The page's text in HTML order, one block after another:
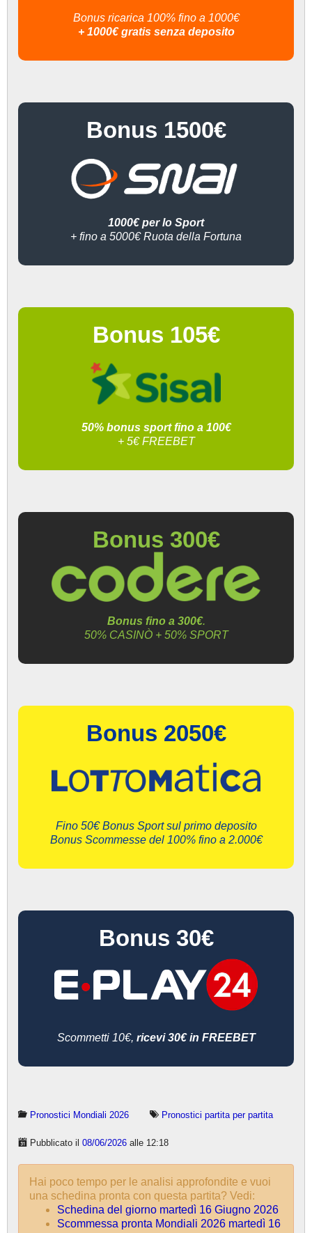
Bonus ricarica 100% fino a 1000€
+ 1000€ gratis senza deposito
Bonus 1500€
1000€ per lo Sport
+ fino a 5000€ Ruota della Fortuna
Bonus 105€
50% bonus sport fino a 100€
+ 5€ FREEBET
Bonus 300€
Bonus fino a 300€.
50% CASINÒ + 50% SPORT
Bonus 2050€
Fino 50€ Bonus Sport sul primo deposito
Bonus Scommesse del 100% fino a 2.000€
Bonus 30€
Scommetti 10€, ricevi 30€ in FREEBET
Pronostici Mondiali 2026 Pronostici partita per partita
Pubblicato il 08/06/2026 alle 12:18
Hai poco tempo per le analisi approfondite e vuoi
una schedina pronta con questa partita? Vedi:
Schedina del giorno martedì 16 Giugno 2026
Scommessa pronta Mondiali 2026 martedì 16